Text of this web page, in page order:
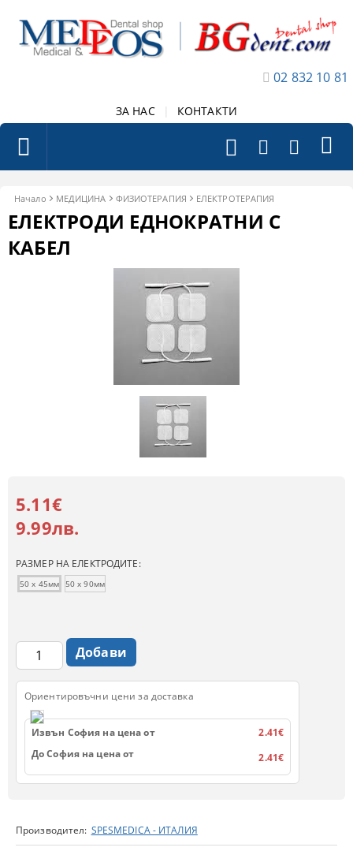
02 832 10 81
ЗА НАС КОНТАКТИ
Начало МЕДИЦИНА ФИЗИОТЕРАПИЯ ЕЛЕКТРОТЕРАПИЯ
ЕЛЕКТРОДИ ЕДНОКРАТНИ С
КАБЕЛ
Производител: SPESMEDICA - ИТАЛИЯ
5.11€
9.99лв.
РАЗМЕР НА ЕЛЕКТРОДИТЕ:
50 х 45мм 50 х 90мм
Ориентировъчни цени за доставка
Извън София на цена от
2.41€
До София на цена от
2.41€